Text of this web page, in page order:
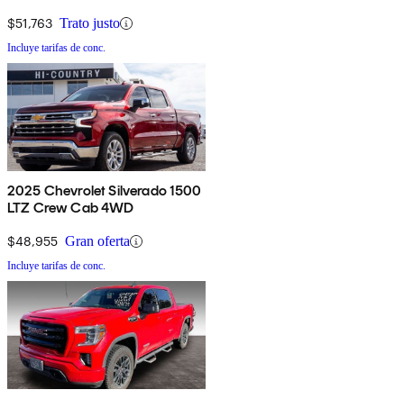
$51,763 Trato justo
Incluye tarifas de conc.
2025 Chevrolet Silverado 1500
LTZ Crew Cab 4WD
$48,955 Gran oferta
Incluye tarifas de conc.